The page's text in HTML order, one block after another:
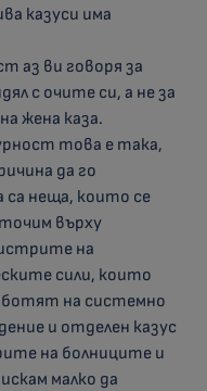
казуси има
аз ви говоря за
с очите си, а не за
жена каза.
това е така,
да го
са неща, които се
върху
на
сили, които
на системно
и отделен казус
на болниците и
малко да